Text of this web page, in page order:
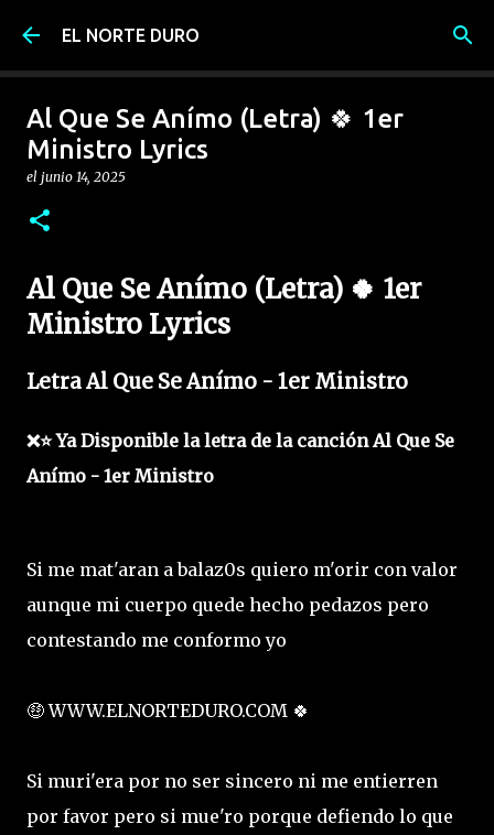
Ir al contenido principal
EL NORTE DURO
Al Que Se Anímo (Letra) 🍀 1er
Ministro Lyrics
el junio 14, 2025
Al Que Se Anímo (Letra) 🍀 1er
Ministro Lyrics
Letra Al Que Se Anímo - 1er Ministro
❌⭐ Ya Disponible la letra de la canción Al Que Se
Anímo - 1er Ministro
Si me mat'aran a balaz0s quiero m'orir con valor
aunque mi cuerpo quede hecho pedazos pero
contestando me conformo yo
🤑 WWW.ELNORTEDURO.COM 🍀
Si muri'era por no ser sincero ni me entierren
por favor pero si mue'ro porque defiendo lo que